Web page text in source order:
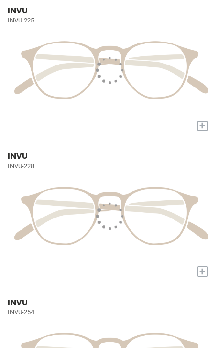
INVU
INVU-225
+
INVU
INVU-228
+
INVU
INVU-254